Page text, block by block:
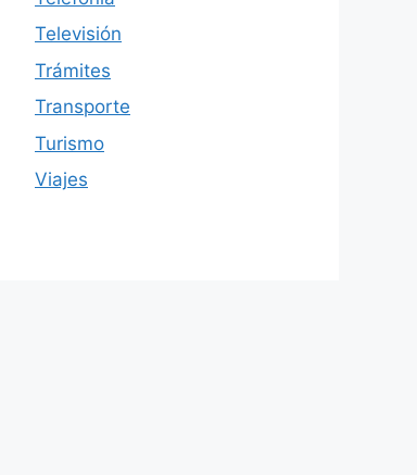
Televisión
Trámites
Transporte
Turismo
Viajes